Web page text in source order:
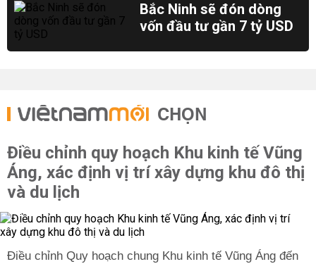
Bắc Ninh sẽ đón dòng
vốn đầu tư gần 7 tỷ USD
CHỌN
Điều chỉnh quy hoạch Khu kinh tế Vũng
Áng, xác định vị trí xây dựng khu đô thị
và du lịch
Điều chỉnh Quy hoạch chung Khu kinh tế Vũng Áng đến